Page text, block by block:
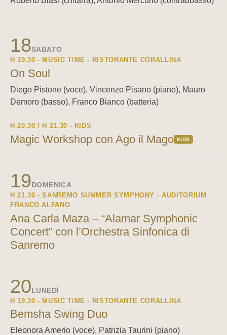
18SABATO
H 19.30 - MUSIC TIME - RISTORANTE CORALLINA
On Soul
Diego Pistone (voce), Vincenzo Pisano (piano), Mauro
Demoro (basso), Franco Bianco (batteria)
H 20.30 / H 21.30 - KIDS
Magic Workshop con Ago il Mago KIDS
19 DOMENICA
H 21.30 - SANREMO SUMMER SYMPHONY - AUDITORIUM
FRANCO ALFANO
Ana Carla Maza – “Alamar Symphonic
Concert” con l’Orchestra Sinfonica di
Sanremo
20LUNEDÌ
H 19.30 - MUSIC TIME - RISTORANTE CORALLINA
Bemsha Swing Duo
Eleonora Amerio (voce), Patrizia Taurini (piano)